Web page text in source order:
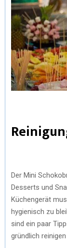
Der Mini
Desserts und
Küchengerät
hygienisch zu
sind ein paar
gründlich